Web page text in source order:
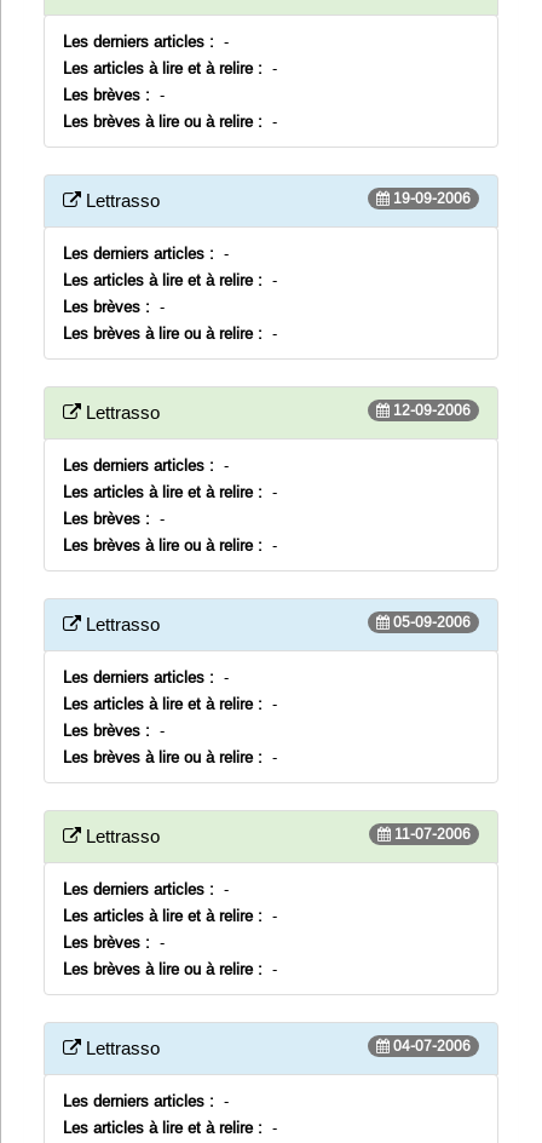
Les derniers articles : -
Les articles à lire et à relire : -
Les brèves : -
Les brèves à lire ou à relire : -
Lettrasso 19-09-2006
Les derniers articles : -
Les articles à lire et à relire : -
Les brèves : -
Les brèves à lire ou à relire : -
Lettrasso 12-09-2006
Les derniers articles : -
Les articles à lire et à relire : -
Les brèves : -
Les brèves à lire ou à relire : -
Lettrasso 05-09-2006
Les derniers articles : -
Les articles à lire et à relire : -
Les brèves : -
Les brèves à lire ou à relire : -
Lettrasso 11-07-2006
Les derniers articles : -
Les articles à lire et à relire : -
Les brèves : -
Les brèves à lire ou à relire : -
Lettrasso 04-07-2006
Les derniers articles : -
Les articles à lire et à relire : -